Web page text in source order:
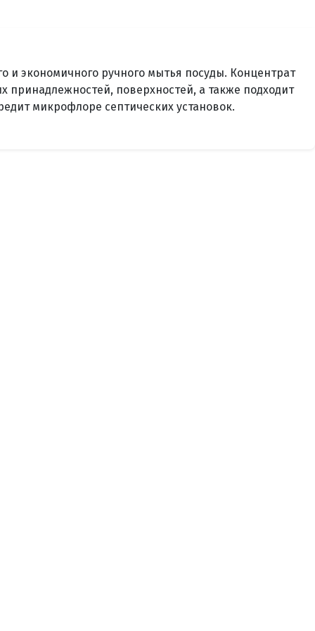
и экономичного ручного мытья посуды. Концентрат
принадлежностей, поверхностей, а также подходит
микрофлоре септических установок.